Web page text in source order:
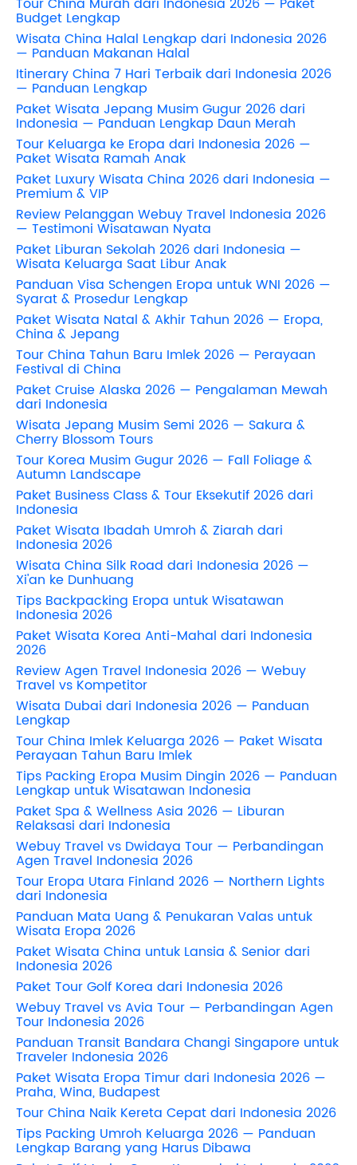
Budget Lengkap
Wisata China Halal Lengkap dari Indonesia 2026
— Panduan Makanan Halal
Itinerary China 7 Hari Terbaik dari Indonesia 2026
— Panduan Lengkap
Paket Wisata Jepang Musim Gugur 2026 dari
Indonesia — Panduan Lengkap Daun Merah
Tour Keluarga ke Eropa dari Indonesia 2026 —
Paket Wisata Ramah Anak
Paket Luxury Wisata China 2026 dari Indonesia —
Premium & VIP
Review Pelanggan Webuy Travel Indonesia 2026
— Testimoni Wisatawan Nyata
Paket Liburan Sekolah 2026 dari Indonesia —
Wisata Keluarga Saat Libur Anak
Panduan Visa Schengen Eropa untuk WNI 2026 —
Syarat & Prosedur Lengkap
Paket Wisata Natal & Akhir Tahun 2026 — Eropa,
China & Jepang
Tour China Tahun Baru Imlek 2026 — Perayaan
Festival di China
Paket Cruise Alaska 2026 — Pengalaman Mewah
dari Indonesia
Wisata Jepang Musim Semi 2026 — Sakura &
Cherry Blossom Tours
Tour Korea Musim Gugur 2026 — Fall Foliage &
Autumn Landscape
Paket Business Class & Tour Eksekutif 2026 dari
Indonesia
Paket Wisata Ibadah Umroh & Ziarah dari
Indonesia 2026
Wisata China Silk Road dari Indonesia 2026 —
Xi'an ke Dunhuang
Tips Backpacking Eropa untuk Wisatawan
Indonesia 2026
Paket Wisata Korea Anti-Mahal dari Indonesia
2026
Review Agen Travel Indonesia 2026 — Webuy
Travel vs Kompetitor
Wisata Dubai dari Indonesia 2026 — Panduan
Lengkap
Tour China Imlek Keluarga 2026 — Paket Wisata
Perayaan Tahun Baru Imlek
Tips Packing Eropa Musim Dingin 2026 — Panduan
Lengkap untuk Wisatawan Indonesia
Paket Spa & Wellness Asia 2026 — Liburan
Relaksasi dari Indonesia
Webuy Travel vs Dwidaya Tour — Perbandingan
Agen Travel Indonesia 2026
Tour Eropa Utara Finland 2026 — Northern Lights
dari Indonesia
Panduan Mata Uang & Penukaran Valas untuk
Wisata Eropa 2026
Paket Wisata China untuk Lansia & Senior dari
Indonesia 2026
Paket Tour Golf Korea dari Indonesia 2026
Webuy Travel vs Avia Tour — Perbandingan Agen
Tour Indonesia 2026
Panduan Transit Bandara Changi Singapore untuk
Traveler Indonesia 2026
Paket Wisata Eropa Timur dari Indonesia 2026 —
Praha, Wina, Budapest
Tour China Naik Kereta Cepat dari Indonesia 2026
Tips Packing Umroh Keluarga 2026 — Panduan
Lengkap Barang yang Harus Dibawa